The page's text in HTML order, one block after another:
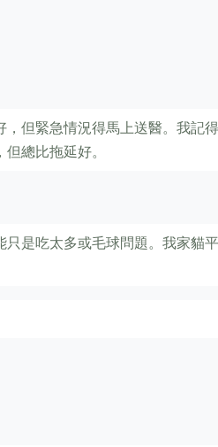
但緊急情況得馬上送醫。我記
總比拖延好。
是吃太多或毛球問題。我家貓